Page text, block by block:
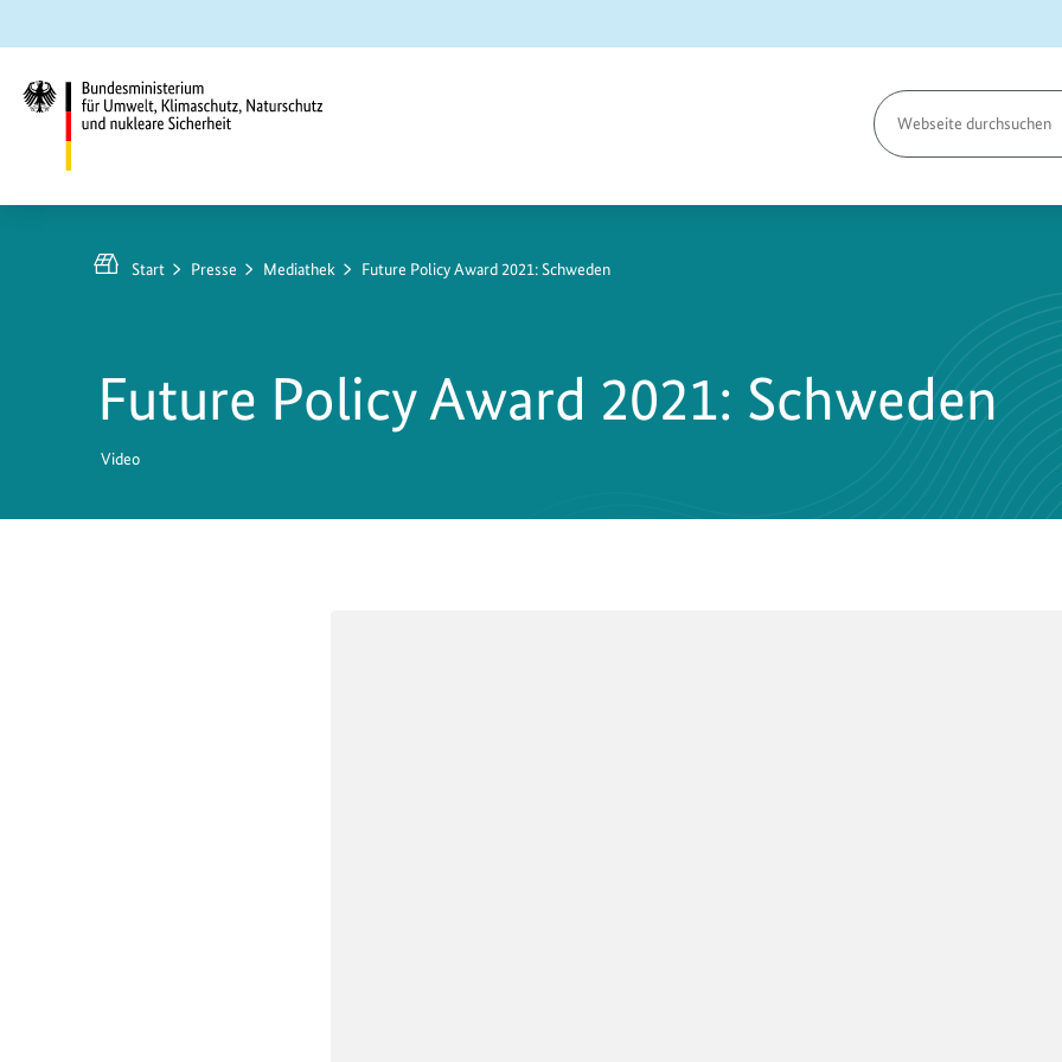
Hauptinhalt
springen
Suche
springen
Hauptnavigation
springen
Umwelt,
Klimaschutz,
Sicherheit
Seite
durchsuchen
Start Presse Mediathek Future Policy Award 2021: Schweden
Future Policy Award 2021: Schweden
Video